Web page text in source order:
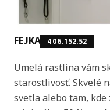
FEJKA 406.152.52
Umelá rastlina vám
starostlivosť. Skvelé
svetla alebo tam,